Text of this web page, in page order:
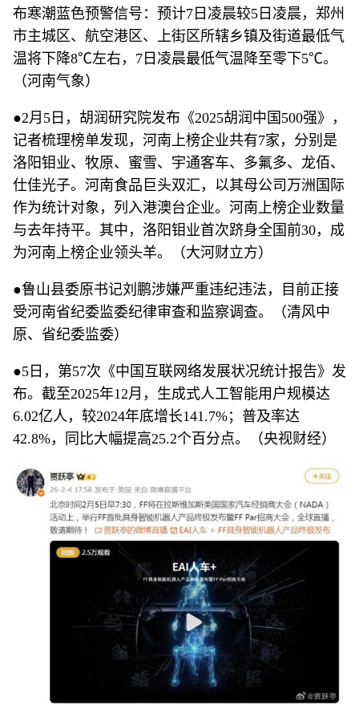
布寒潮蓝色预警信号：预计7日凌晨较5日凌晨，郑州
市主城区、航空港区、上街区所辖乡镇及街道最低气
温将下降8℃左右，7日凌晨最低气温降至零下5℃。
（河南气象）
●2月5日，胡润研究院发布《2025胡润中国500强》，
记者梳理榜单发现，河南上榜企业共有7家，分别是
洛阳钼业、牧原、蜜雪、宇通客车、多氟多、龙佰、
仕佳光子。河南食品巨头双汇，以其母公司万洲国际
作为统计对象，列入港澳台企业。河南上榜企业数量
与去年持平。其中，洛阳钼业首次跻身全国前30，成
为河南上榜企业领头羊。（大河财立方）
●鲁山县委原书记刘鹏涉嫌严重违纪违法，目前正接
受河南省纪委监委纪律审查和监察调查。（清风中
原、省纪委监委）
●5日，第57次《中国互联网络发展状况统计报告》发
布。截至2025年12月，生成式人工智能用户规模达
6.02亿人，较2024年底增长141.7%；普及率达
42.8%，同比大幅提高25.2个百分点。（央视财经）